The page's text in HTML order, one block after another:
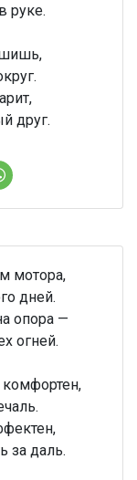
руке.
друг.
мотора,
дней.
опора —
огней.
комфортен,
за даль.